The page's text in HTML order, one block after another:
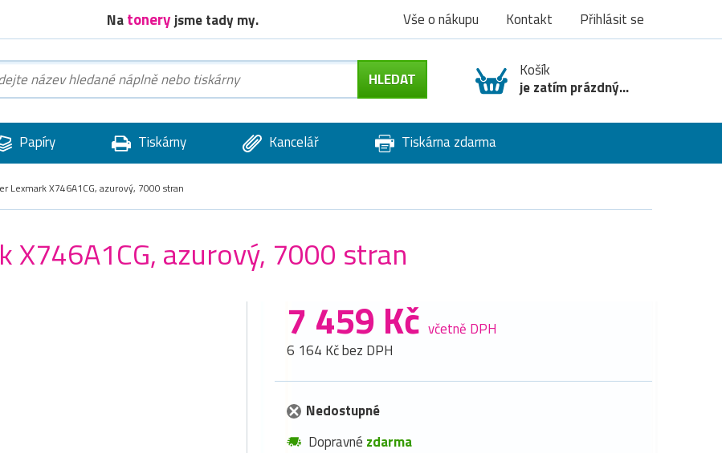
Natoneryjsme tady my. Vše o nákupu Kontakt Přihlásit se
Košík
je zatím prázdný...
Papíry Tiskárny Kancelář Tiskárna zdarma
Lexmark X746A1CG, azurový, 7000 stran
X746A1CG, azurový, 7000 stran
7 459 Kč včetně DPH
6 164 Kč bez DPH
Nedostupné
Dopravné zdarma